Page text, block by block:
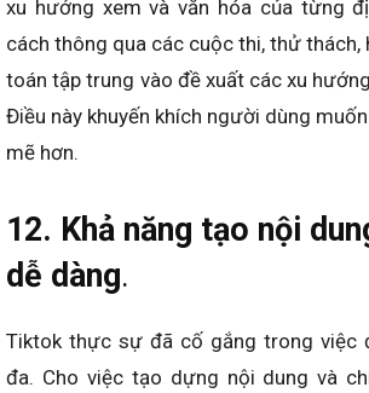
xu hướng xem và văn hóa của từng
cách thông qua các cuộc thi, thử thách,
toán tập trung vào đề xuất các xu
Điều này khuyến khích người dùng
mẽ hơn.
12. Khả năng tạo nội
dễ dàng.
Tiktok thực sự đã cố gắng trong việc
đa. Cho việc tạo dựng nội dung và